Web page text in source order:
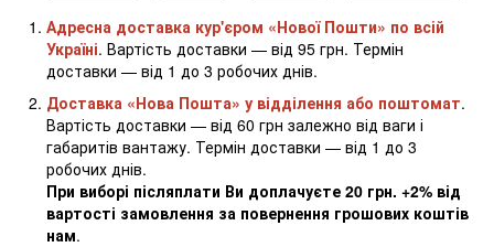
Адресна доставка кур'єром «Нової Пошти» по всій
Україні. Вартість доставки — від 95 грн. Термін
доставки — від 1 до 3 робочих днів.
Доставка «Нова Пошта» у відділення або поштомат.
Вартість доставки — від 60 грн залежно від ваги і
габаритів вантажу. Термін доставки — від 1 до 3
робочих днів.
При виборі післяплати Ви доплачуєте 20 грн. +2% від
вартості замовлення за повернення грошових коштів
нам.